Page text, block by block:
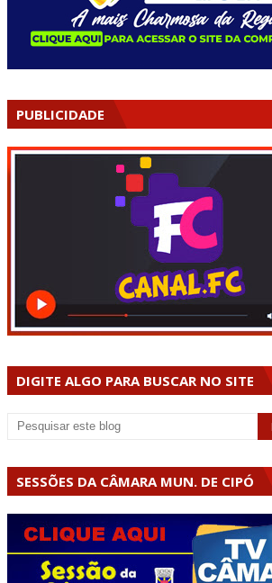
PUBLICIDADE
DIGITE ALGO PARA BUSCAR NO SITE
SESSÕES DA CÂMARA MUN. DE CIPÓ